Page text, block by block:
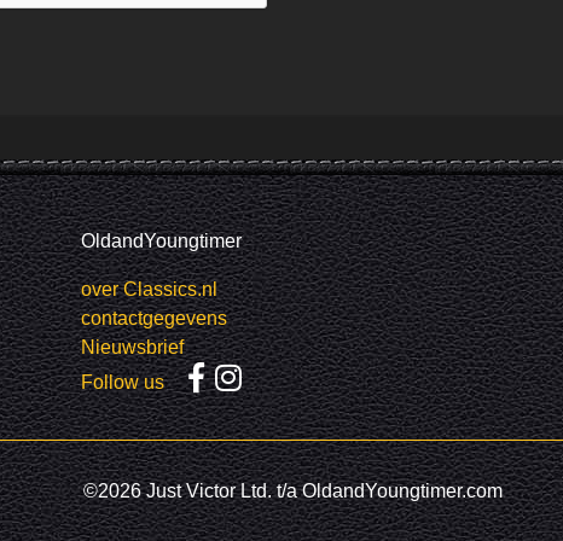
OldandYoungtimer
over Classics.nl
contactgegevens
Nieuwsbrief
Follow us
©2026 Just Victor Ltd. t/a OldandYoungtimer.com